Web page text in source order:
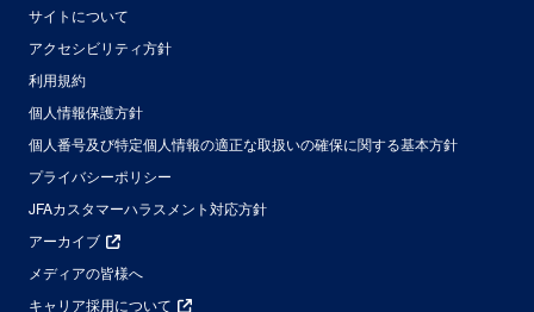
サイトについて
アクセシビリティ方針
利用規約
個人情報保護方針
個人番号及び特定個人情報の適正な取扱いの確保に関する基本方針
プライバシーポリシー
JFAカスタマーハラスメント対応方針
アーカイブ
メディアの皆様へ
キャリア採用について